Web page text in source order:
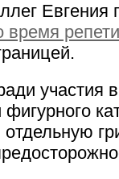
время
участия